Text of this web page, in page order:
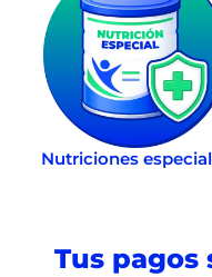
Nutriciones
Tus pagos